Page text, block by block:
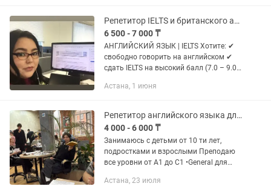
Репетитор IELTS и британского английского языка с 18 летним стажем
6 500 - 7 000 ₸
АНГЛИЙСКИЙ ЯЗЫК | IELTS Хотите: ✔
свободно говорить на английском ✔
сдать IELTS на высокий балл (7.0 – 9.0)
помогу вам достичь результата. 👩🏫
Астана, 1 июня
Репетитор английского языка для учебы и работы IELTS business general
4 000 - 6 000 ₸
Занимаюсь с детьми от 10 ти лет,
подростками и взрослыми Преподаю
все уровни от А1 до С1 •General для
•Hospitality для сферы гостеприимства
Астана, 23 июля